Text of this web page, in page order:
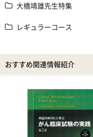
大橋靖雄先生特集
レギュラーコース
おすすめ関連情報紹介